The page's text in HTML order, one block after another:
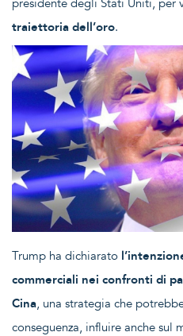
traiettoria dell’oro.
Trump ha dichiarato
commerciali nei confronti di
Cina, una strategia che
conseguenza, influire anche sul